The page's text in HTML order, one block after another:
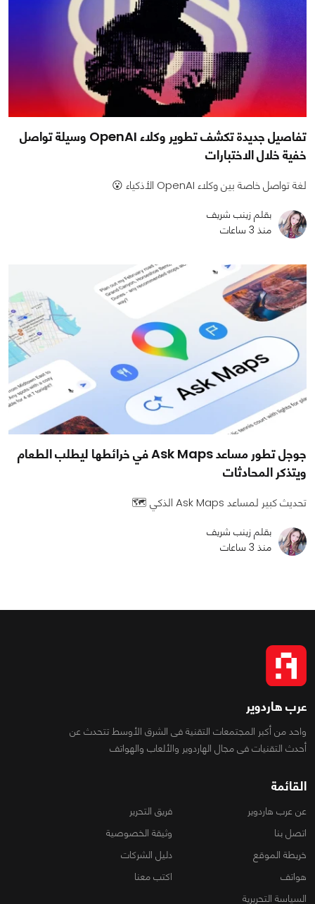
تفاصيل جديدة تكشف تطوير وكلاء OpenAI وسيلة تواصل
خفية خلال الاختبارات
لغة تواصل خاصة بين وكلاء OpenAI الأذكياء 😮
بقلم زينب شريف
منذ 3 ساعات
جوجل تطور مساعد Ask Maps في خرائطها ليطلب الطعام
ويتذكر المحادثات
تحديث كبير لمساعد Ask Maps الذكي 🗺️
بقلم زينب شريف
منذ 3 ساعات
عرب هاردوير
واحد من أكبر المجتمعات التقنية فى الشرق الأوسط تتحدث عن
أحدث التقنيات فى مجال الهاردوير والألعاب والهواتف
القائمة
عن عرب هاردوير
فريق التحرير
اتصل بنا
وثيقة الخصوصية
خريطة الموقع
دليل الشركات
هواتف
اكتب معنا
السياسة التحريرية